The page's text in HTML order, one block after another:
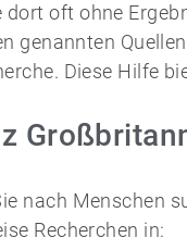
oft ohne
genannten
Diese Hilfe
nach Menschen
Recherchen in: